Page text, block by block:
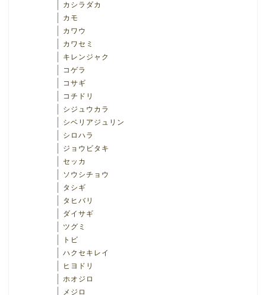
カシラダカ
カモ
カワウ
カワセミ
キレンジャク
コゲラ
コサギ
コチドリ
シジュウカラ
シベリアジュリン
シロハラ
ジョウビタキ
セッカ
ソウシチョウ
タシギ
タヒバリ
ダイサギ
ツグミ
トビ
ハクセキレイ
ヒヨドリ
ホオジロ
メジロ